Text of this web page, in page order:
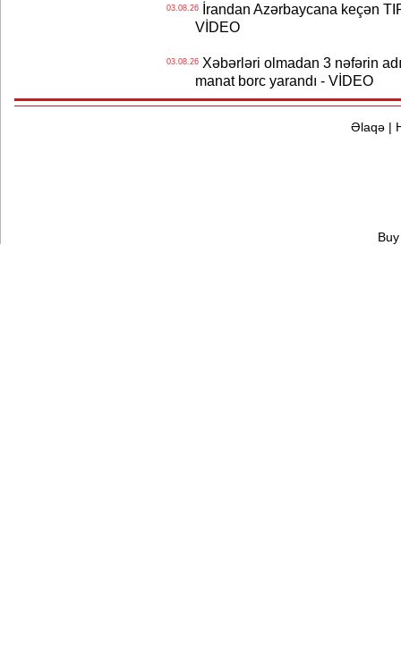
03.08.26İrandan Azərbaycana keçən
VİDEO
03.08.26Xəbərləri olmadan 3 nəfərin
manat borc yarandı - VİDEO
Əlaqə|